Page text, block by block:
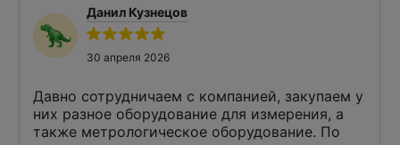
Данил Кузнецов
30 апреля 2026
Давно сотрудничаем с компанией, закупаем у
них разное оборудование для измерения, а
также метрологическое оборудование. По